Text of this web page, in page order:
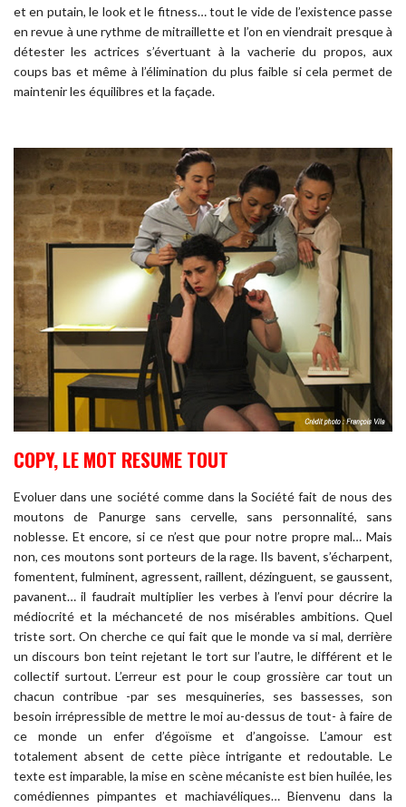
et en putain, le look et le fitness… tout le vide de l’existence passe
en revue à une rythme de mitraillette et l’on en viendrait presque à
détester les actrices s’évertuant à la vacherie du propos, aux
coups bas et même à l’élimination du plus faible si cela permet de
maintenir les équilibres et la façade.
COPY, LE MOT RESUME TOUT
Evoluer dans une société comme dans la Société fait de nous des
moutons de Panurge sans cervelle, sans personnalité, sans
noblesse. Et encore, si ce n’est que pour notre propre mal… Mais
non, ces moutons sont porteurs de la rage. Ils bavent, s’écharpent,
fomentent, fulminent, agressent, raillent, dézinguent, se gaussent,
pavanent… il faudrait multiplier les verbes à l’envi pour décrire la
médiocrité et la méchanceté de nos misérables ambitions. Quel
triste sort. On cherche ce qui fait que le monde va si mal, derrière
un discours bon teint rejetant le tort sur l’autre, le différent et le
collectif surtout. L’erreur est pour le coup grossière car tout un
chacun contribue -par ses mesquineries, ses bassesses, son
besoin irrépressible de mettre le moi au-dessus de tout- à faire de
ce monde un enfer d’égoïsme et d’angoisse. L’amour est
totalement absent de cette pièce intrigante et redoutable. Le
texte est imparable, la mise en scène mécaniste est bien huilée, les
comédiennes pimpantes et machiavéliques… Bienvenu dans la